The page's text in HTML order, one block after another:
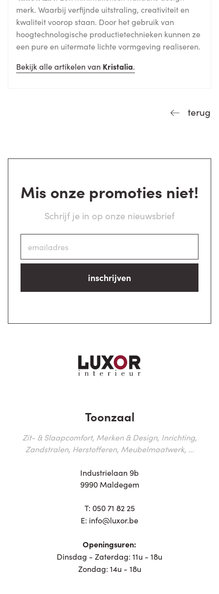
merk. Waarbij verfijnde uitstraling, creativiteit en
kwaliteit voorop staan. Door het gebruik van
hoogtechnologische productietechnieken kunnen ze
een pure en uitermate lichte vormgeving realiseren.
Bekijk alle artikelen van Kristalia.
terug
Mis onze promoties niet!
Schrijf je in op onze nieuwsbrief
inschrijven
Toonzaal
Zit- & Slaapcomfort, Merken & Design, Inrichting,
Zandstralen, Herstofferen, Meubelmaatwerk, ...
Industrielaan 9b
9990 Maldegem
T: 050 71 82 25
E: info@luxor.be
Openingsuren:
Dinsdag - Zaterdag: 11u - 18u
Zondag: 14u - 18u